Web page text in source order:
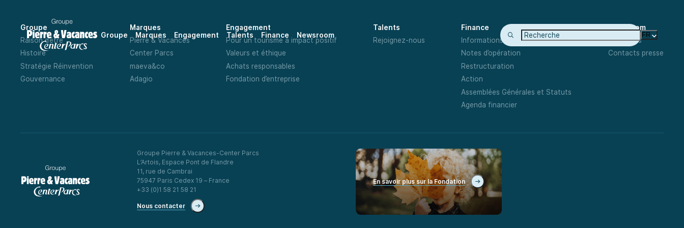
Groupe Marques Engagement Talents Finance Newsroom FR
Groupe
Raison d’être
Histoire
Stratégie Réinvention
Gouvernance
Marques
Pierre & Vacances
Center Parcs
maeva&co
Adagio
Engagement
Pour un tourisme à impact positif
Valeurs et éthique
Achats responsables
Fondation d’entreprise
Talents
Rejoignez-nous
Finance
Informations Financières
Notes d’opération
Restructuration
Action
Assemblées Générales et Statuts
Agenda financier
Newsroom
Actualités
Contacts presse
Groupe Pierre & Vacances-Center Parcs
L’Artois, Espace Pont de Flandre
11, rue de Cambrai
75947 Paris Cedex 19 – France
+33 (0)1 58 21 58 21
Nous contacter
En savoir plus sur la Fondation